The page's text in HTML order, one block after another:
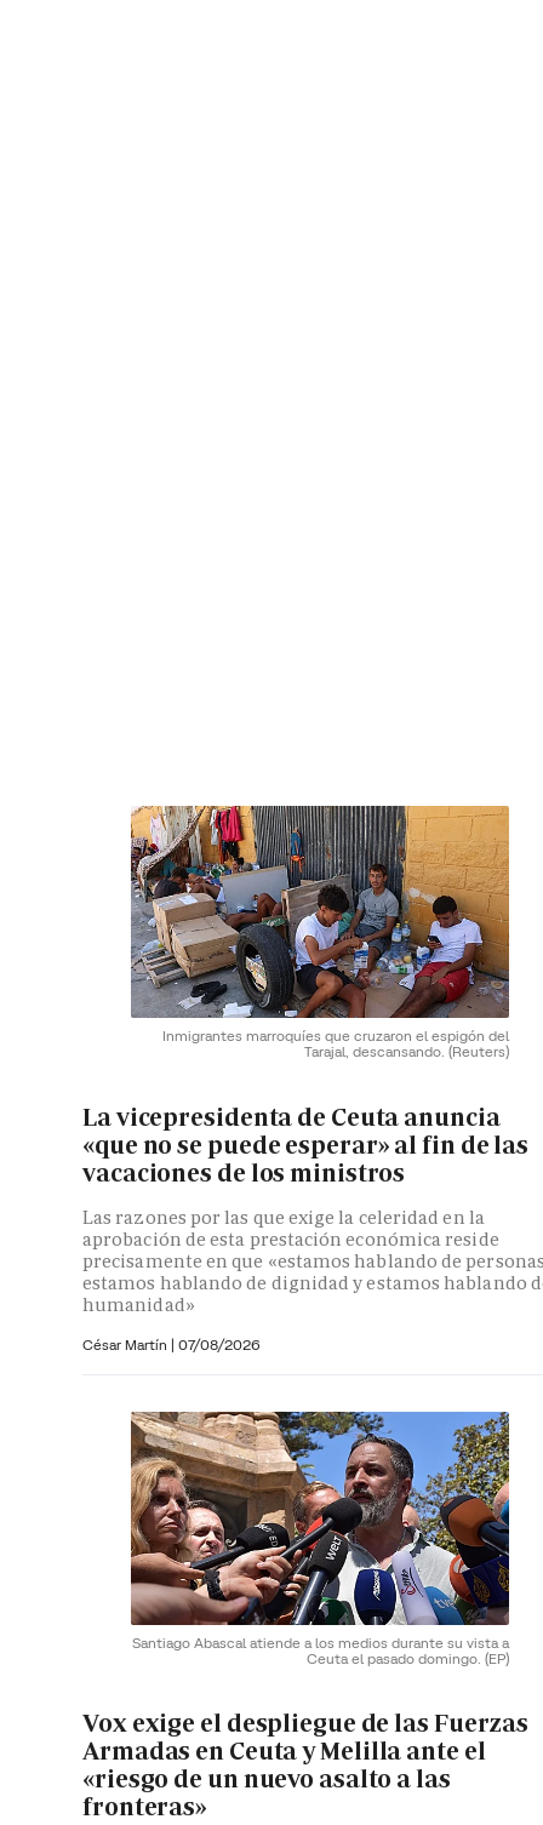
Inmigrantes marroquíes que cruzaron el espigón del
Tarajal, descansando. (Reuters)
La vicepresidenta de Ceuta anuncia
«que no se puede esperar» al fin de las
vacaciones de los ministros
Las razones por las que exige la celeridad en la
aprobación de esta prestación económica reside
precisamente en que «estamos hablando de
estamos hablando de dignidad y estamos hablando
humanidad»
César Martín | 07/08/2026
Santiago Abascal atiende a los medios durante su vista a
Ceuta el pasado domingo. (EP)
Vox exige el despliegue de las Fuerzas
Armadas en Ceuta y Melilla ante el
«riesgo de un nuevo asalto a las
fronteras»